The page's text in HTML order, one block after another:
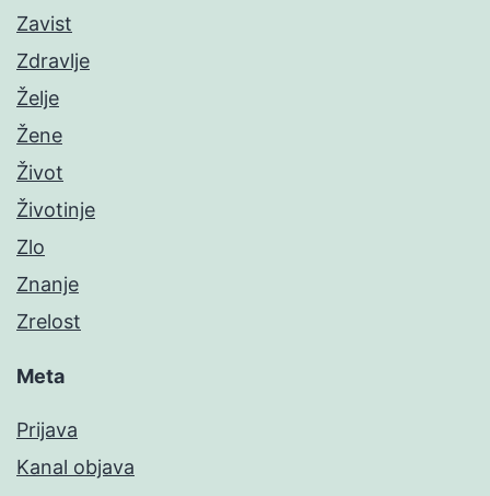
Zavist
Zdravlje
Želje
Žene
Život
Životinje
Zlo
Znanje
Zrelost
Meta
Prijava
Kanal objava